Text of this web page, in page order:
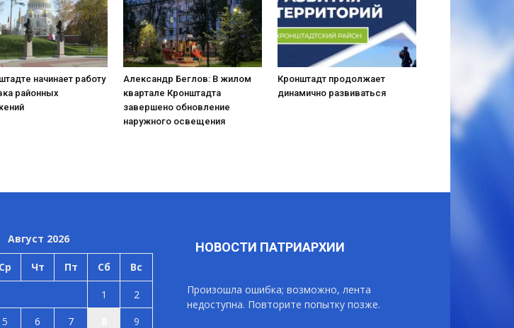
начинает работу
районных
Александр Беглов: В жилом
квартале Кронштадта
завершено обновление
наружного освещения
Кронштадт продолжает
динамично развиваться
Август 2026
Ср Чт Пт Сб Вс
1
2
5 6 7 9
НОВОСТИ ПАТРИАРХИИ
Произошла ошибка; возможно, лента
недоступна. Повторите попытку позже.